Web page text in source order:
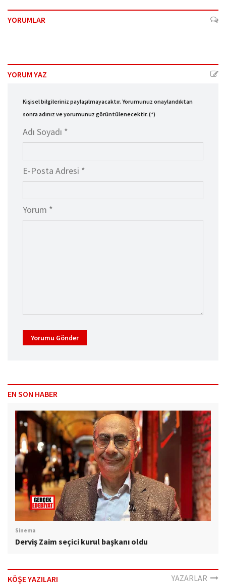
YORUMLAR
YORUM YAZ
Kişisel bilgileriniz paylaşılmayacaktır. Yorumunuz onaylandıktan
sonra adınız ve yorumunuz görüntülenecektir. (*)
Adı Soyadı *
E-Posta Adresi *
Yorum *
Yorumu Gönder
EN SON HABER
Sinema
Derviş Zaim seçici kurul başkanı oldu
KÖŞE YAZILARI YAZARLAR